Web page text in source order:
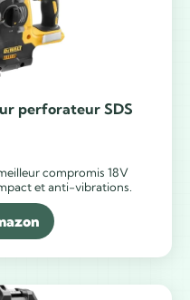
perforateur SDS
compromis 18V
et anti-vibrations.